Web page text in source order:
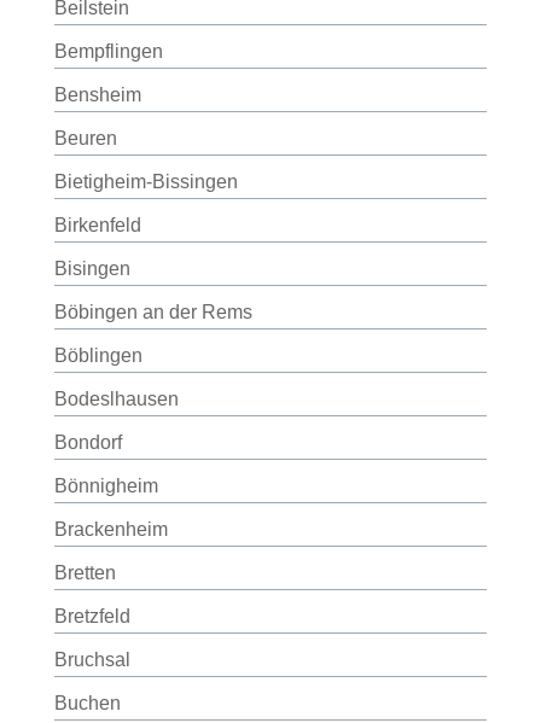
Beilstein
Bempflingen
Bensheim
Beuren
Bietigheim-Bissingen
Birkenfeld
Bisingen
Böbingen an der Rems
Böblingen
Bodeslhausen
Bondorf
Bönnigheim
Brackenheim
Bretten
Bretzfeld
Bruchsal
Buchen